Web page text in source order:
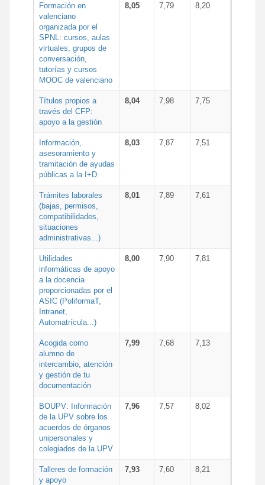
Formación en
valenciano
organizada por el
SPNL: cursos, aulas
virtuales, grupos de
conversación,
tutorías y cursos
MOOC de valenciano
8,05 7,79 8,20
Títulos propios a
través del CFP:
apoyo a la gestión
8,04 7,98 7,75
Información,
asesoramiento y
tramitación de ayudas
públicas a la I+D
8,03 7,87 7,51
Trámites laborales
(bajas, permisos,
compatibilidades,
situaciones
administrativas...)
8,01 7,89 7,61
Utilidades
informáticas de apoyo
a la docencia
proporcionadas por el
ASIC (PoliformaT,
Intranet,
Automatrícula...)
8,00 7,90 7,81
Acogida como
alumno de
intercambio, atención
y gestión de tu
documentación
7,99 7,68 7,13
BOUPV: Información
de la UPV sobre los
acuerdos de órganos
unipersonales y
colegiados de la UPV
7,96 7,57 8,02
Talleres de formación
y apoyo
7,93 7,60 8,21